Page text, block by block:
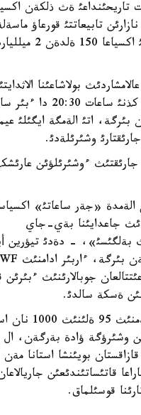
تاريحئنداعئ ةث ذلكةن
تابيعاتتئ قورعاؤ
اؤدارتؤ. وتكةن جئلئ
بولاشاعئنا
ءذشئن 29 - ناؤرئز كذنئ
اتئ الةمگة ايگئلئ
وشئرئلةدئ.
ءوشئرئلؤئن
«جةر ساعاتئ»
جاعدايئنا بةي-جاي
بةلگئسئ»، - دةدئ تيؤرين
جوبالارئنئث ءبئرئن
ةسكة سالدئ.
قازئردئث وزئندة
وشئرؤگة ؤادة بةرگةن، ال
بويئنشا استانا مةن
قاتئساتئندئعئن
قوسئلماق.